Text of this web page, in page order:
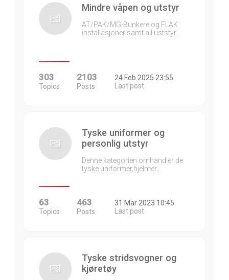
Mindre våpen og utstyr
AT/PAK/MG-Bunkere og FLAK
installasjoner samt all uststyr…
303
Topics
2103
Posts
24 Feb 2025 23:55
Last post
Tyske uniformer og
personlig utstyr
Denne kategorien omhandler de
tyske uniformer,hjelmer…
63
Topics
463
Posts
31 Mar 2023 10:45
Last post
Tyske stridsvogner og
kjøretøy